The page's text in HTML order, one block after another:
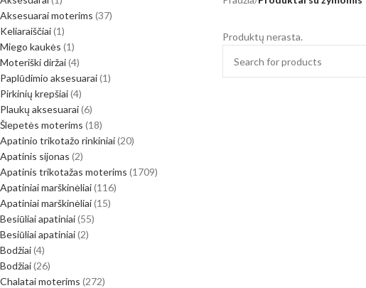
Aksesuarai moterims 37
Keliaraiščiai 1
Miego kaukės 1
Moteriški diržai 4
Paplūdimio aksesuarai 1
Pirkinių krepšiai 4
Plaukų aksesuarai 6
Šlepetės moterims 18
Apatinio trikotažo rinkiniai 20
Apatinis sijonas 2
Apatinis trikotažas moterims 1709
Apatiniai marškinėliai 116
Apatiniai marškinėliai 15
Besiūliai apatiniai 55
Besiūliai apatiniai 2
Bodžiai 4
Bodžiai 26
Chalatai moterims 272
Produktų nerasta.